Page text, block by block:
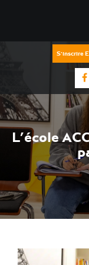
S'inscrire
L’école